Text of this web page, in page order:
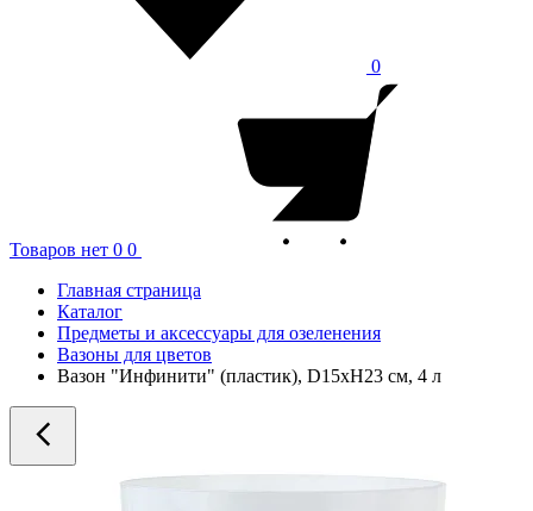
0
Товаров нет 0 0
Главная страница
Каталог
Предметы и аксессуары для озеленения
Вазоны для цветов
Вазон "Инфинити" (пластик), D15xH23 см, 4 л